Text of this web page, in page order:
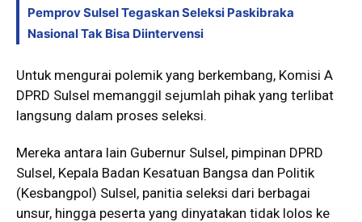
Pemprov Sulsel Tegaskan Seleksi Paskibraka
Nasional Tak Bisa Diintervensi
Untuk mengurai polemik yang berkembang, Komisi A
DPRD Sulsel memanggil sejumlah pihak yang terlibat
langsung dalam proses seleksi.
Mereka antara lain Gubernur Sulsel, pimpinan DPRD
Sulsel, Kepala Badan Kesatuan Bangsa dan Politik
(Kesbangpol) Sulsel, panitia seleksi dari berbagai
unsur, hingga peserta yang dinyatakan tidak lolos ke